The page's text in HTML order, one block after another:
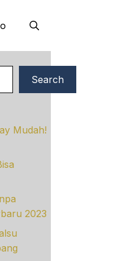
Search
Mudah!
2023